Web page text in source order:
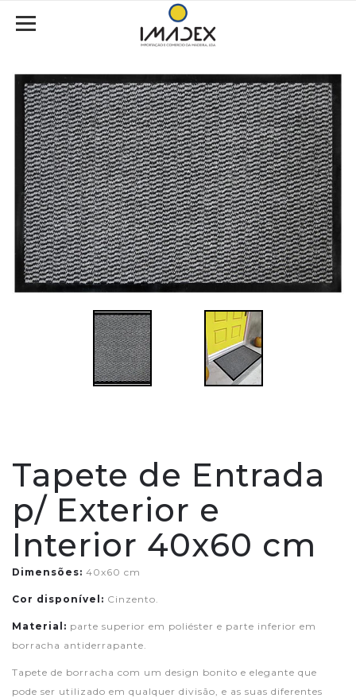
Tapete de Entrada
p/ Exterior e
Interior 40x60 cm
Dimensões: 40x60 cm
Cor disponível: Cinzento.
Material: parte superior em poliéster e parte inferior em
borracha antiderrapante.
Tapete de borracha com um design bonito e elegante que
pode ser utilizado em qualquer divisão, e as suas diferentes